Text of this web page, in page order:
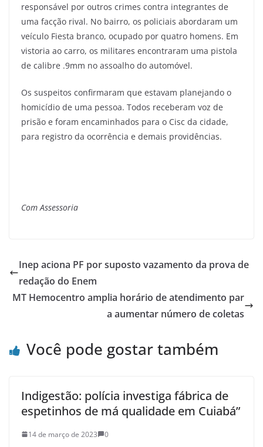
responsável por outros crimes contra integrantes de
uma facção rival. No bairro, os policiais abordaram um
veículo Fiesta branco, ocupado por quatro homens. Em
vistoria ao carro, os militares encontraram uma pistola
de calibre .9mm no assoalho do automóvel.
Os suspeitos confirmaram que estavam planejando o
homicídio de uma pessoa. Todos receberam voz de
prisão e foram encaminhados para o Cisc da cidade,
para registro da ocorrência e demais providências.
Com Assessoria
Inep aciona PF por suposto vazamento da prova de
redação do Enem
MT Hemocentro amplia horário de atendimento par
a aumentar número de coletas
Você pode gostar também
Indigestão: polícia investiga fábrica de
espetinhos de má qualidade em Cuiabá”
14 de março de 2023 0